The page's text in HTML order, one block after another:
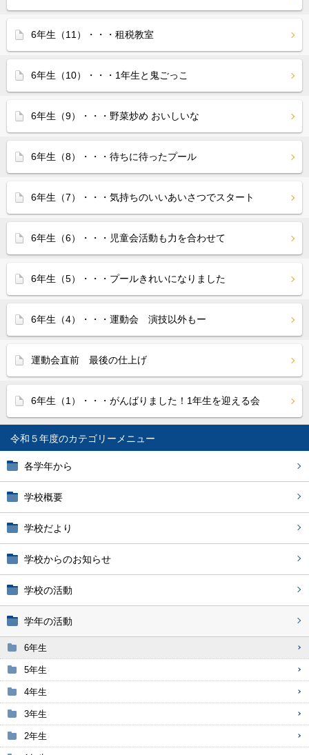
令和５年度
各学年から
学校概要
学校だより
学校からのお知らせ
学校の活動
学年の活動
6年生
5年生
4年生
3年生
2年生
6年生（11）・・・租税教室
6年生（10）・・・1年生と鬼ごっこ
6年生（9）・・・野菜炒め おいしいな
6年生（8）・・・待ちに待ったプール
6年生（7）・・・気持ちのいいあいさつでスタート
6年生（6）・・・児童会活動も力を合わせて
6年生（5）・・・プールきれいになりました
6年生（4）・・・運動会 演技以外もー
運動会直前 最後の仕上げ
6年生（1）・・・がんばりました！1年生を迎える会